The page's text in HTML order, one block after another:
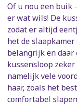
Of u nou een buik
er wat wils! De
zodat er altijd
het de
belangrijk en daar
kussensloop
namelijk vele
haar, zoals het
comfortabel